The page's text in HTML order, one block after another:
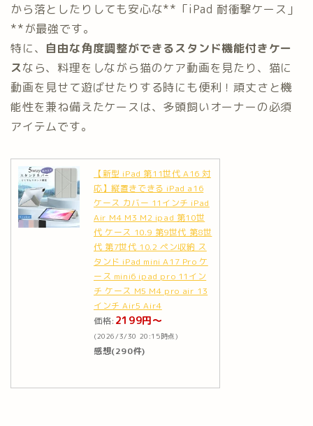
から落としたりしても安心な**「iPad 耐衝撃ケース」
**が最強です。
特に、 自由な角度調整ができるスタンド機能付きケー
スなら、料理をしながら猫のケア動画を見たり、猫に
動画を見せて遊ばせたりする時にも便利！頑丈さと機
能性を兼ね備えたケースは、多頭飼いオーナーの必須
アイテムです。
【新型 iPad 第11世代 A16 対
応】縦置きできる iPad a16
ケース カバー 11インチ iPad
Air M4 M3 M2 ipad 第10世
代 ケース 10.9 第9世代 第8世
代 第7世代 10.2 ペン収納 ス
タンド iPad mini A17 Pro ケ
ース mini6 ipad pro 11イン
チ ケース M5 M4 pro air 13
インチ Air5 Air4
価格: 2199円～
(2026/3/30 20:15時点)
感想(290件)